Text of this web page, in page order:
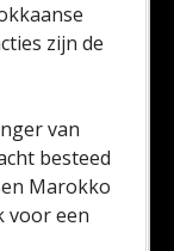
zijn de
van
besteed
Marokko
voor een